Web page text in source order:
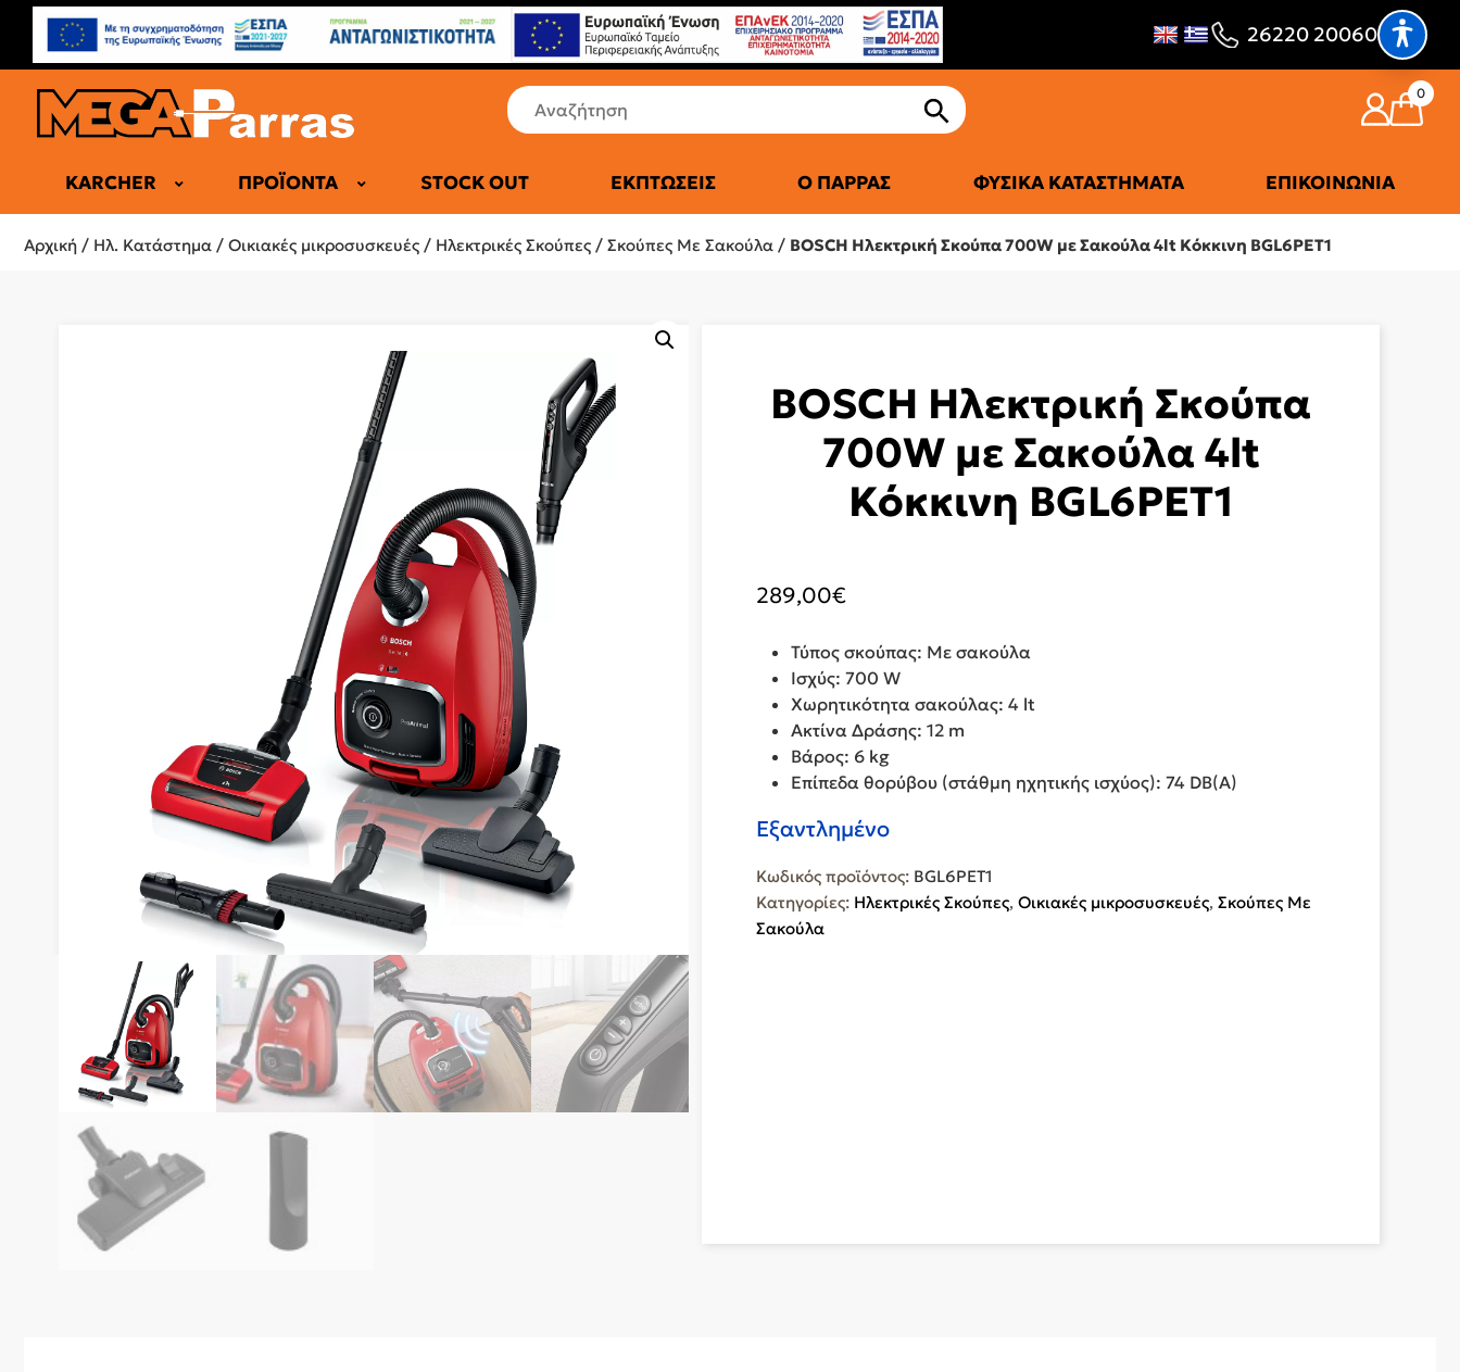
26220 20060
0
KARCHER ΠΡΟΪΌΝΤΑ
ΕΠΑΓΓΕΛΜΑΤΙΚΆ ΨΥΓΕΊΑ
STOCK OUT ΕΚΠΤΏΣΕΙΣ Ο ΠΑΡΡΆΣ ΦΥΣΙΚΆ ΚΑΤΑΣΤΉΜΑΤΑ ΕΠΙΚΟΙΝΩΝΊΑ
Αρχική / Ηλ. Κατάστημα / Οικιακές μικροσυσκευές / Ηλεκτρικές Σκούπες / Σκούπες Με Σακούλα / BOSCH Ηλεκτρική Σκούπα 700W με Σακούλα 4lt Κόκκινη BGL6PET1
BOSCH Ηλεκτρική Σκούπα
700W με Σακούλα 4lt
Κόκκινη BGL6PET1
289,00€
Τύπος σκούπας: Με σακούλα
Ισχύς: 700 W
Χωρητικότητα σακούλας: 4 lt
Ακτίνα Δράσης: 12 m
Βάρος: 6 kg
Επίπεδα θορύβου (στάθμη ηχητικής ισχύος): 74 DB(A)
Εξαντλημένο
Κωδικός προϊόντος: BGL6PET1
Κατηγορίες: Ηλεκτρικές Σκούπες, Οικιακές μικροσυσκευές, Σκούπες Με
Σακούλα